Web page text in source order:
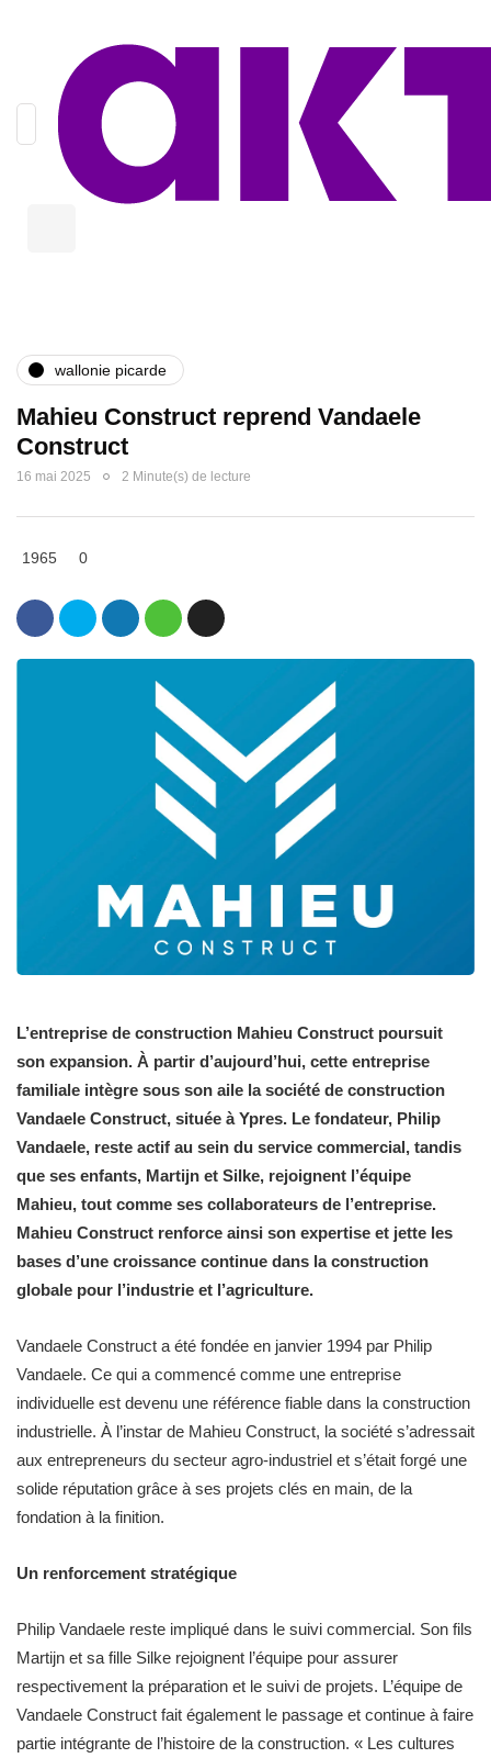
wallonie picarde
Mahieu Construct reprend Vandaele
Construct
16 mai 2025 2 Minute(s) de lecture
1965 0
L’entreprise de construction Mahieu Construct poursuit
son expansion. À partir d’aujourd’hui, cette entreprise
familiale intègre sous son aile la société de construction
Vandaele Construct, située à Ypres. Le fondateur, Philip
Vandaele, reste actif au sein du service commercial, tandis
que ses enfants, Martijn et Silke, rejoignent l’équipe
Mahieu, tout comme ses collaborateurs de l’entreprise.
Mahieu Construct renforce ainsi son expertise et jette les
bases d’une croissance continue dans la construction
globale pour l’industrie et l’agriculture.
Vandaele Construct a été fondée en janvier 1994 par Philip
Vandaele. Ce qui a commencé comme une entreprise
individuelle est devenu une référence fiable dans la construction
industrielle. À l’instar de Mahieu Construct, la société s’adressait
aux entrepreneurs du secteur agro-industriel et s’était forgé une
solide réputation grâce à ses projets clés en main, de la
fondation à la finition.
Un renforcement stratégique
Philip Vandaele reste impliqué dans le suivi commercial. Son fils
Martijn et sa fille Silke rejoignent l’équipe pour assurer
respectivement la préparation et le suivi de projets. L’équipe de
Vandaele Construct fait également le passage et continue à faire
partie intégrante de l’histoire de la construction. « Les cultures